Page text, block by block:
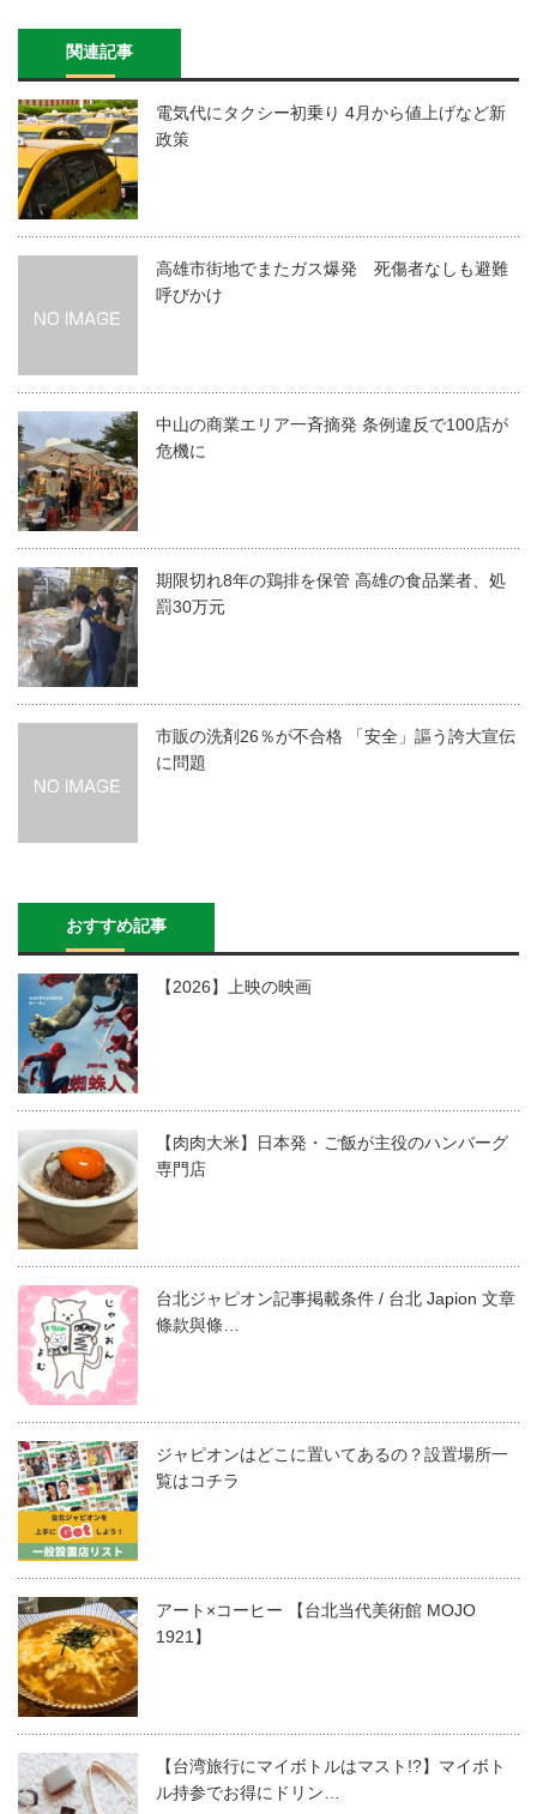
関連記事
電気代にタクシー初乗り 4月から値上げなど新
政策
高雄市街地でまたガス爆発 死傷者なしも避難
呼びかけ
中山の商業エリア一斉摘発 条例違反で100店が
危機に
期限切れ8年の鶏排を保管 高雄の食品業者、処
罰30万元
市販の洗剤26％が不合格 「安全」謳う誇大宣伝
に問題
おすすめ記事
【2026】上映の映画
【肉肉大米】日本発・ご飯が主役のハンバーグ
専門店
台北ジャピオン記事掲載条件 / 台北 Japion 文章
條款與條…
ジャピオンはどこに置いてあるの？設置場所一
覧はコチラ
アート×コーヒー 【台北当代美術館 MOJO
1921】
【台湾旅行にマイボトルはマスト!?】マイボト
ル持参でお得にドリン…